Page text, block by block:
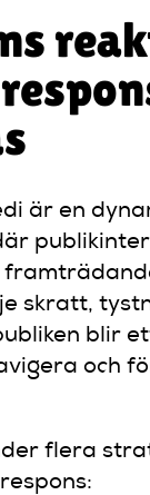
är en
skratt,
blir
och
flera